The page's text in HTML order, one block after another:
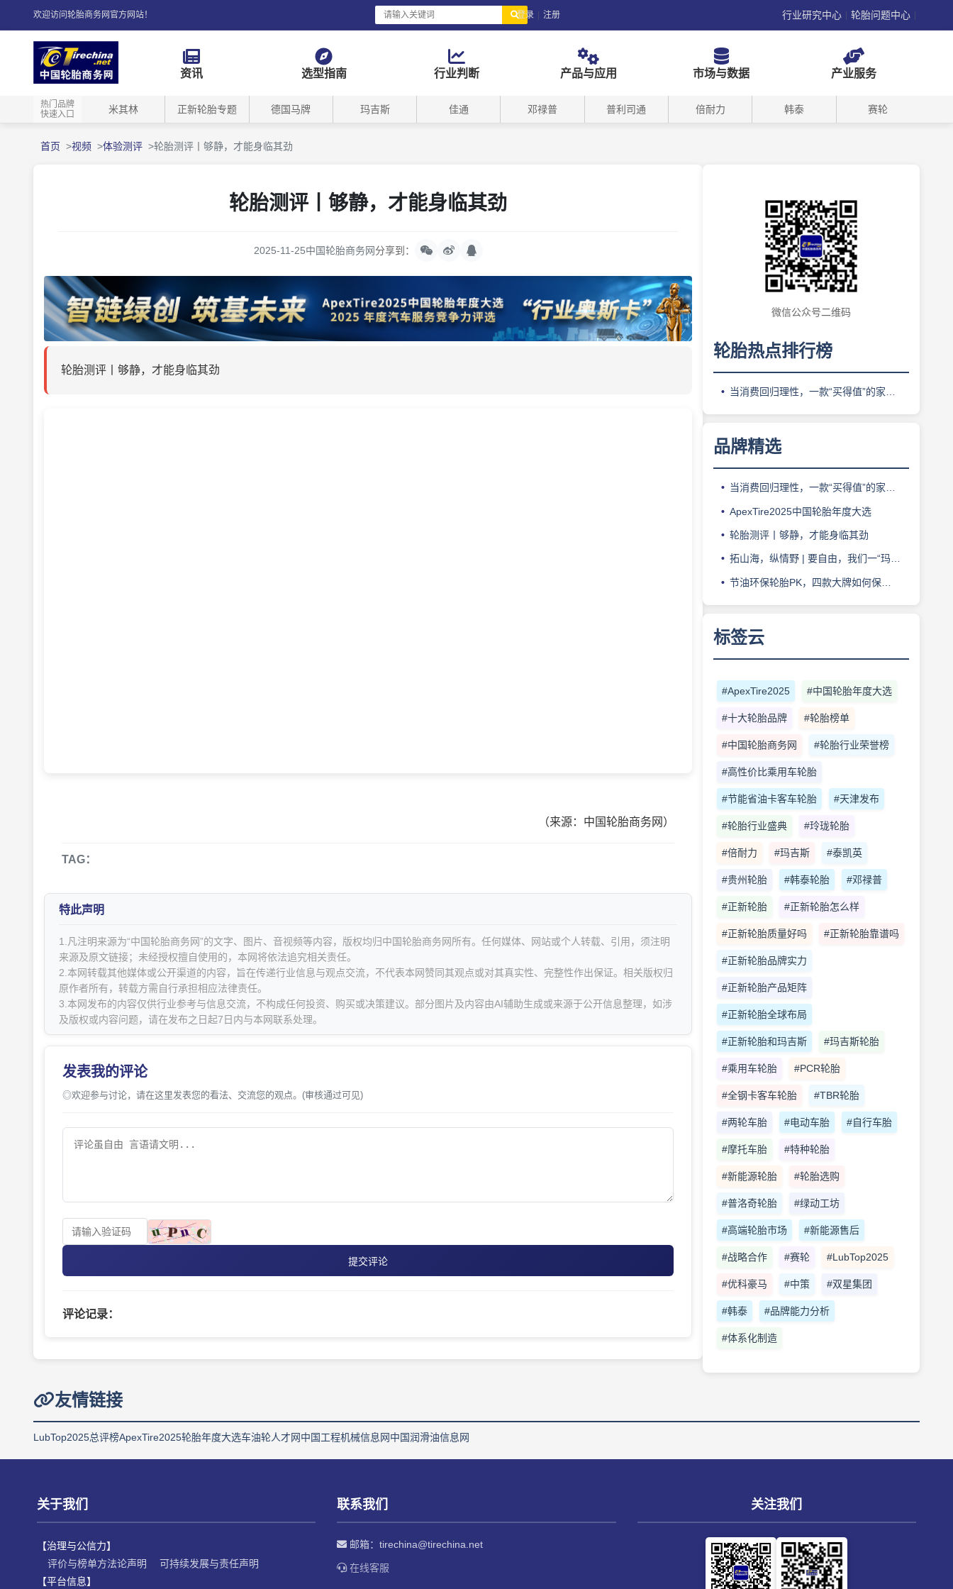
欢迎访问轮胎商务网官方网站！ 登录 | 注册 行业研究中心 | 轮胎问题中心 |
资讯 选型指南 行业判断 产品与应用 市场与数据 产业服务
热门品牌
快速入口
米其林 正新轮胎专题 德国马牌 玛吉斯 佳通 邓禄普 普利司通 倍耐力 韩泰 赛轮
首页 视频 体验测评 轮胎测评丨够静，才能身临其劲
轮胎测评丨够静，才能身临其劲
2025-11-25中国轮胎商务网分享到：
轮胎测评丨够静，才能身临其劲
（来源：中国轮胎商务网）
TAG：
特此声明
1.凡注明来源为“中国轮胎商务网”的文字、图片、音视频等内容，版权均归中国轮胎商务网所有。任何媒体、网站或个人转载、引用，须注明
来源及原文链接；未经授权擅自使用的，本网将依法追究相关责任。
2.本网转载其他媒体或公开渠道的内容，旨在传递行业信息与观点交流，不代表本网赞同其观点或对其真实性、完整性作出保证。相关版权归
原作者所有，转载方需自行承担相应法律责任。
3.本网发布的内容仅供行业参考与信息交流，不构成任何投资、购买或决策建议。部分图片及内容由AI辅助生成或来源于公开信息整理，如涉
及版权或内容问题，请在发布之日起7日内与本网联系处理。
发表我的评论
◎欢迎参与讨论，请在这里发表您的看法、交流您的观点。(审核通过可见)
提交评论
评论记录：
微信公众号二维码
轮胎热点排行榜
当消费回归理性，一款“买得值”的家用胎应该是什么样的？
品牌精选
当消费回归理性，一款“买得值”的家用胎应该是什么样的？
ApexTire2025中国轮胎年度大选
轮胎测评丨够静，才能身临其劲
拓山海，纵情野 | 要自由，我们一“玛”当先！
节油环保轮胎PK，四款大牌如何保障绿色安全出行！
标签云
#ApexTire2025 #中国轮胎年度大选
#十大轮胎品牌 #轮胎榜单
#中国轮胎商务网 #轮胎行业荣誉榜
#高性价比乘用车轮胎
#节能省油卡客车轮胎 #天津发布
#轮胎行业盛典 #玲珑轮胎
#倍耐力 #玛吉斯 #泰凯英
#贵州轮胎 #韩泰轮胎 #邓禄普
#正新轮胎 #正新轮胎怎么样
#正新轮胎质量好吗 #正新轮胎靠谱吗
#正新轮胎品牌实力
#正新轮胎产品矩阵
#正新轮胎全球布局
#正新轮胎和玛吉斯 #玛吉斯轮胎
#乘用车轮胎 #PCR轮胎
#全钢卡客车轮胎 #TBR轮胎
#两轮车胎 #电动车胎 #自行车胎
#摩托车胎 #特种轮胎
#新能源轮胎 #轮胎选购
#普洛奇轮胎 #绿动工坊
#高端轮胎市场 #新能源售后
#战略合作 #赛轮 #LubTop2025
#优科豪马 #中策 #双星集团
#韩泰 #品牌能力分析
#体系化制造
友情链接
LubTop2025总评榜ApexTire2025轮胎年度大选车油轮人才网中国工程机械信息网中国润滑油信息网
关于我们
【治理与公信力】
评价与榜单方法论声明
可持续发展与责任声明
【平台信息】
联系我们
邮箱：tirechina@tirechina.net
在线客服
关注我们